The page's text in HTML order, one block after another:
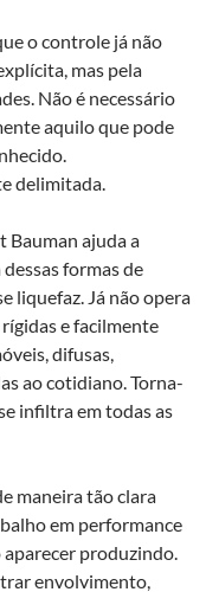
o controle já não
mas pela
Não é necessário
aquilo que pode
delimitada.
Bauman ajuda a
formas de
liquefaz. Já não opera
e facilmente
difusas,
ao cotidiano. Torna-
infiltra em todas as
maneira tão clara
em performance
produzindo.
envolvimento,